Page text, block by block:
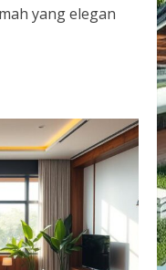
yang elegan